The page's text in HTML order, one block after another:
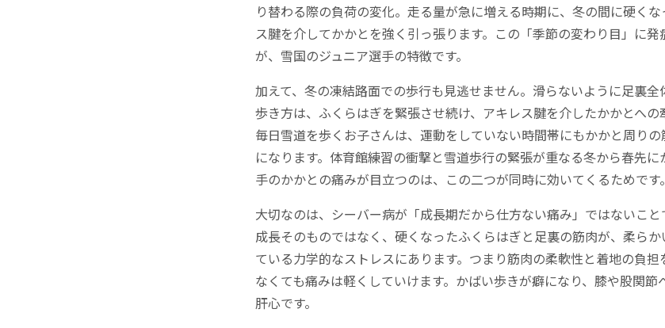
り替わる際の負荷の変化。走る量が急に増える時期に、冬の間に硬く
ス腱を介してかかとを強く引っ張ります。この「季節の変わり目」に
が、雪国のジュニア選手の特徴です。
加えて、冬の凍結路面での歩行も見逃せません。滑らないように足裏
歩き方は、ふくらはぎを緊張させ続け、アキレス腱を介したかかとへの
毎日雪道を歩くお子さんは、運動をしていない時間帯にもかかと周り
になります。体育館練習の衝撃と雪道歩行の緊張が重なる冬から春先
手のかかとの痛みが目立つのは、この二つが同時に効いてくるためです。
大切なのは、シーバー病が「成長期だから仕方ない痛み」ではないこ
成長そのものではなく、硬くなったふくらはぎと足裏の筋肉が、柔ら
ている力学的なストレスにあります。つまり筋肉の柔軟性と着地の負
なくても痛みは軽くしていけます。かばい歩きが癖になり、膝や股関
肝心です。